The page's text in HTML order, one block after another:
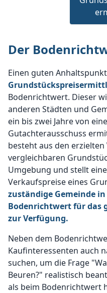
Der
Einen guten
Bodenrichtwert. Dieser
anderen Städten und
ein bis zwei Jahre von
Gutachterausschuss
besteht aus den
vergleichbaren
Umgebung und stellt
Verkaufspreise eines
zuständige Gemeinde
Bodenrichtwert für das
zur Verfügung.
Neben dem
Kaufinteressenten auch
suchen, um die Frage
Beuren?" realistisch
als beim Bodenrichtwert